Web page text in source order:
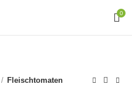
0
Fleischtomaten